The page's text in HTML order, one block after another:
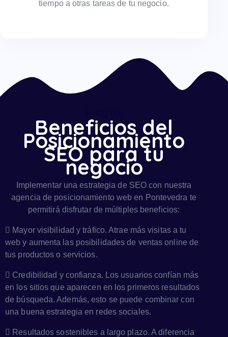
tiempo a otras tareas de tu negocio.
Beneficios del
Posicionamiento
SEO para tu
negocio
Implementar una estrategia de SEO con nuestra
agencia de posicionamiento web en Pontevedra te
permitirá disfrutar de múltiples beneficios:
Mayor visibilidad y tráfico. Atrae más visitas a tu
web y aumenta las posibilidades de ventas online de
tus productos o servicios.
Credibilidad y confianza. Los usuarios confían más
en los sitios que aparecen en los primeros resultados
de búsqueda. Además, esto se puede combinar con
una buena estrategia en redes sociales.
Resultados sostenibles a largo plazo. A diferencia